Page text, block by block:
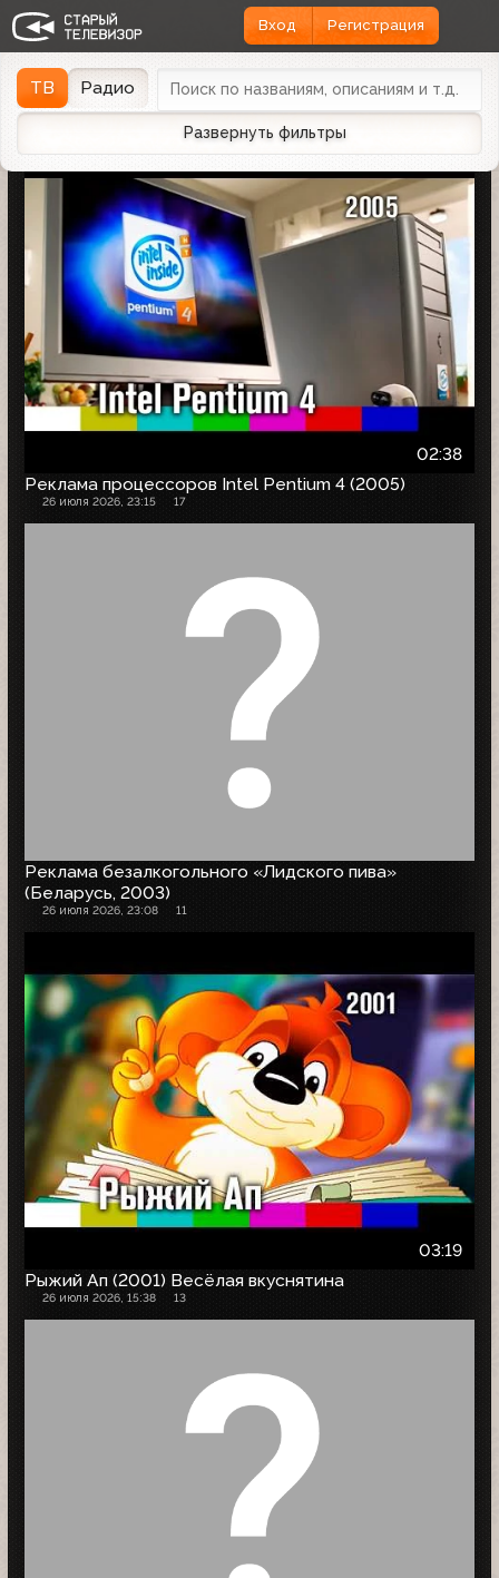
Вход Регистрация
ТВ Радио
Развернуть фильтры
Найдено 1166 записей Дата эфираДата заливки
02:38
Реклама процессоров Intel Pentium 4 (2005)
26 июля 2026, 23:15 17
Реклама безалкогольного «Лидского пива»
(Беларусь, 2003)
26 июля 2026, 23:08 11
03:19
Рыжий Ап (2001) Весёлая вкуснятина
26 июля 2026, 15:38 13